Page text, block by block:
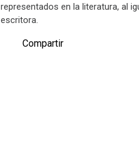
representados en la literatura, al
escritora.
Compartir